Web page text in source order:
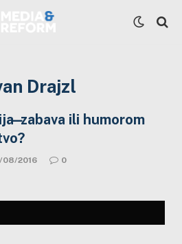
Drajzl
zabava ili humorom
08/2016 0